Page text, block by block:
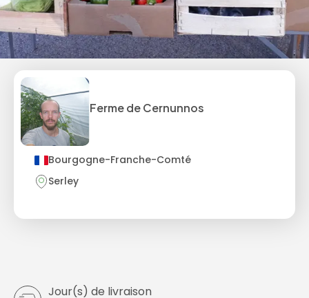
Jour(s) de livraison
Ferme de Cernunnos
Bourgogne-Franche-Comté
Serley